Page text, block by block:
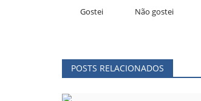
Gostei Não gostei
POSTS RELACIONADOS